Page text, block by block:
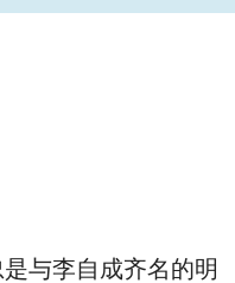
与李自成齐名的明